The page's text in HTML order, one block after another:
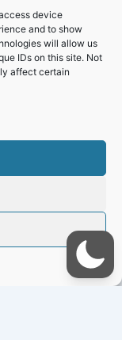
device
and to show
will allow us
IDs on this site. Not
affect certain
Concursului de